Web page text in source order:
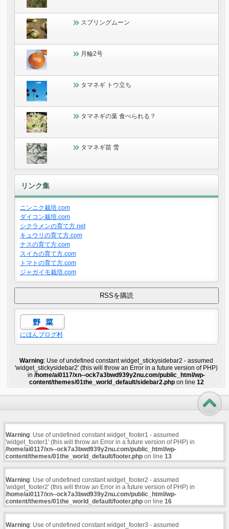
スプリングムーン
月輪2号
タマネギ トウ立ち
タマネギの葉 食べられる？
タマネギ苗 雪
リンク集
ニンニク栽培.com
ダイコン栽培.com
シクラメンの育て方.net
キュウリの育て方.com
ナスの育て方.com
スイカの育て方.com
トマトの育て方.com
ジャガイモ栽培.com
にほんブログ村
Warning: Use of undefined constant widget_stickysidebar2 - assumed
'widget_stickysidebar2' (this will throw an Error in a future version of PHP)
in/home/ai0117/xn--ock7a3bwd939y2nu.com/public_html/wp-
content/themes/01the_world_default/sidebar2.phpon line 12
Warning: Use of undefined constant widget_footer1 - assumed
'widget_footer1' (this will throw an Error in a future version of PHP) in
/home/ai0117/xn--ock7a3bwd939y2nu.com/public_html/wp-
content/themes/01the_world_default/footer.phpon line 13
Warning: Use of undefined constant widget_footer2 - assumed
'widget_footer2' (this will throw an Error in a future version of PHP) in
/home/ai0117/xn--ock7a3bwd939y2nu.com/public_html/wp-
content/themes/01the_world_default/footer.phpon line 16
Warning: Use of undefined constant widget_footer3 - assumed